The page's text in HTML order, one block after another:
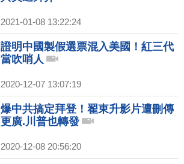
2021-01-08 13:22:24
證明中國製假選票混入美國！紅三代
當吹哨人
2020-12-07 13:07:19
爆中共搞定拜登！翟東升影片遭刪傳
更廣.川普也轉發
2020-12-08 20:56:20